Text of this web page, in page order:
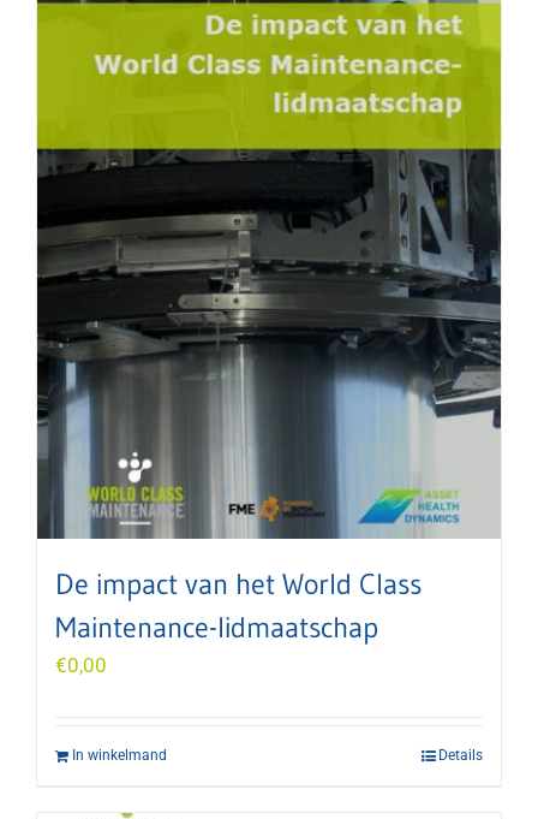
De impact van het World Class
Maintenance-lidmaatschap
€0,00
In winkelmand Details